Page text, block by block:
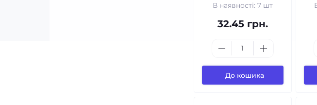
В наявності: 7 шт
32.45 грн.
До кошика